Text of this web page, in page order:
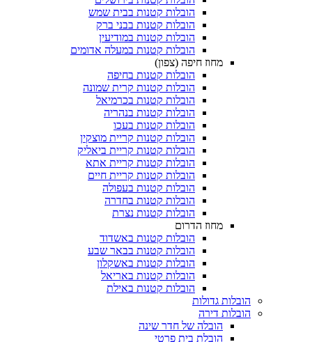
הובלות קטנות בבית שמש
הובלות קטנות בבני ברק
הובלות קטנות במודיעין
הובלות קטנות במעלה אדומים
מחוז חיפה (צפון)
הובלות קטנות בחיפה
הובלות קטנות קרית שמונה
הובלות קטנות בכרמיאל
הובלות קטנות בנהריה
הובלות קטנות בעכו
הובלות קטנות קריית מוצקין
הובלות קטנות קריית ביאליק
הובלות קטנות קריית אתא
הובלות קטנות קריית חיים
הובלות קטנות בעפולה
הובלות קטנות בחדרה
הובלות קטנות נצרת
מחוז הדרום
הובלות קטנות באשדוד
הובלות קטנות בבאר שבע
הובלות קטנות באשקלון
הובלות קטנות באריאל
הובלות קטנות באילת
הובלות גדולות
הובלות דירה
הובלה של חדר שינה
הובלת בית פרטי